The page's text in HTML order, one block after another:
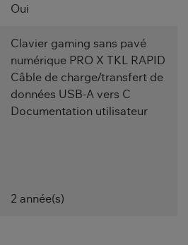
Oui
Clavier gaming sans pavé
numérique PRO X TKL RAPID
Câble de charge/transfert de
données USB-A vers C
Documentation utilisateur
2 année(s)